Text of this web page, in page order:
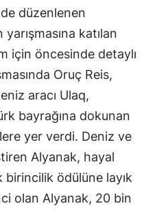
düzenlenen
katılan
için öncesinde detaylı
Oruç Reis,
aracı Ulaq,
bayrağına dokunan
yer verdi. Deniz ve
Alyanak, hayal
ödülüne layık
olan Alyanak, 20 bin